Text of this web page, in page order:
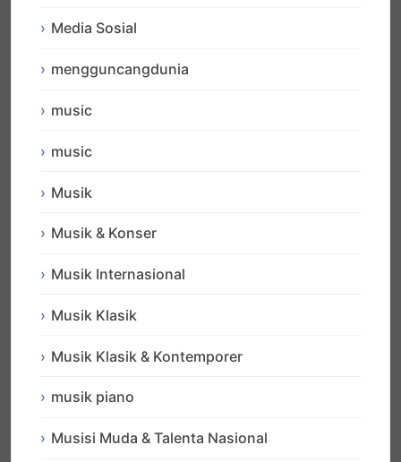
Media Sosial
mengguncangdunia
music
music
Musik
Musik & Konser
Musik Internasional
Musik Klasik
Musik Klasik & Kontemporer
musik piano
Musisi Muda & Talenta Nasional